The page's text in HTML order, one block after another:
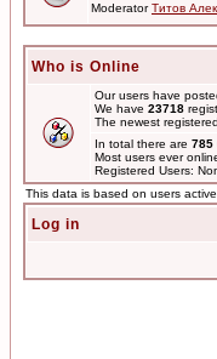
ModeratorТитов
Who is Online
Our users have
We have 23718
The newest
In total there are 785
Most users ever
Registered Users:
This data is based on users
Log in